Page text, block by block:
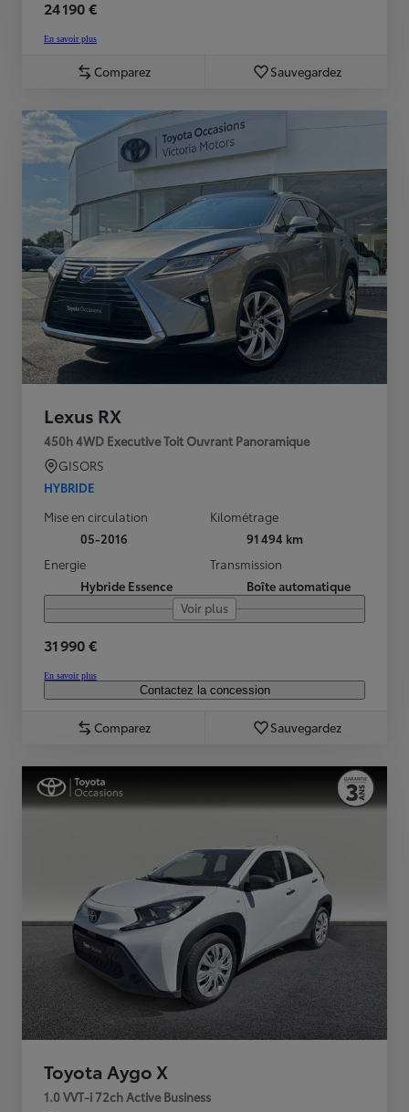
24 190 €
En savoir plus
Comparez Sauvegardez
Lexus RX
450h 4WD Executive Toit Ouvrant Panoramique
GISORS
HYBRIDE
Mise en circulation
05-2016
Kilométrage
91 494 km
Energie
Hybride Essence
Transmission
Boîte automatique
Voir plus
31 990 €
En savoir plus
Contactez la concession
Comparez Sauvegardez
Toyota Aygo X
1.0 VVT-i 72ch Active Business